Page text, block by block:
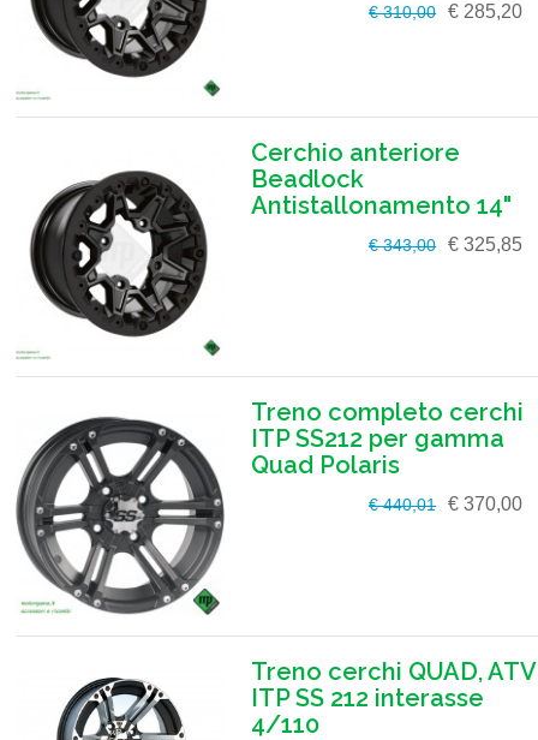
€ 310,00 € 285,20
Cerchio anteriore
Beadlock
Antistallonamento 14"
€ 343,00 € 325,85
Treno completo cerchi
ITP SS212 per gamma
Quad Polaris
€ 440,01 € 370,00
Treno cerchi QUAD, ATV
ITP SS 212 interasse
4/110